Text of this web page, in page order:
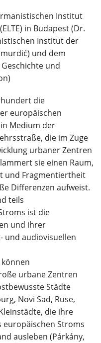
Institut
in Budapest (Dr.
Institut der
und dem
und
die
europäischen
Medium der
die im Zuge
urbaner Zentren
sie einen Raum,
und Fragmentiertheit
Differenzen aufweist.
teils
ist die
und ihrer
und audiovisuellen
urbane Zentren
Städte
Novi Sad, Ruse,
die ihre
Stroms
ausleben (Párkány,